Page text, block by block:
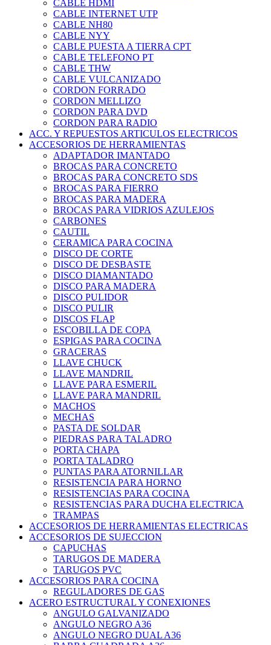
CABLE HDMI
CABLE INTERNET UTP
CABLE NH80
CABLE NYY
CABLE PUESTA A TIERRA CPT
CABLE TELEFONO PT
CABLE THW
CABLE VULCANIZADO
CORDON FORRADO
CORDON MELLIZO
CORDON PARA DVD
CORDON PARA RADIO
ACC. Y REPUESTOS ARTICULOS ELECTRICOS
ACCESORIOS DE HERRAMIENTAS
ADAPTADOR IMANTADO
BROCAS PARA CONCRETO
BROCAS PARA CONCRETO SDS
BROCAS PARA FIERRO
BROCAS PARA MADERA
BROCAS PARA VIDRIOS AZULEJOS
CARBONES
CAUTIL
CERAMICA PARA COCINA
DISCO DE CORTE
DISCO DE DESBASTE
DISCO DIAMANTADO
DISCO PARA MADERA
DISCO PULIDOR
DISCO PULIR
DISCOS FLAP
ESCOBILLA DE COPA
ESPIGAS PARA COCINA
GRACERAS
LLAVE CHUCK
LLAVE MANDRIL
LLAVE PARA ESMERIL
LLAVE PARA MANDRIL
MACHOS
MECHAS
PASTA DE SOLDAR
PIEDRAS PARA TALADRO
PORTA CHAPA
PORTA TALADRO
PUNTAS PARA ATORNILLAR
RESISTENCIA PARA HORNO
RESISTENCIAS PARA COCINA
RESISTENCIAS PARA DUCHA ELECTRICA
TRAMPAS
ACCESORIOS DE HERRAMIENTAS ELECTRICAS
ACCESORIOS DE SUJECCION
CAPUCHAS
TARUGOS DE MADERA
TARUGOS PVC
ACCESORIOS PARA COCINA
REGULADORES DE GAS
ACERO ESTRUCTURAL Y CONEXIONES
ANGULO GALVANIZADO
ANGULO NEGRO A36
ANGULO NEGRO DUAL A36